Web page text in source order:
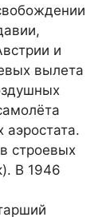
и
вылета
аэростата.
строевых
В 1946